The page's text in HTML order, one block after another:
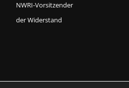
NWRI-Vorsitzender
der Widerstand